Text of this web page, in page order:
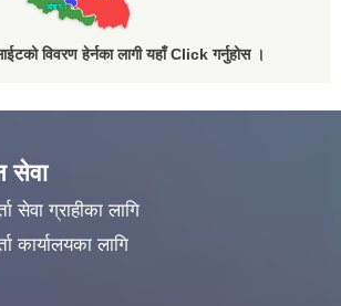
विवरण हेर्नका लागी यहाँ Click गर्नुहोस ।
सेवा
सेवा ग्राहीका लागि
कार्यालयका लागि